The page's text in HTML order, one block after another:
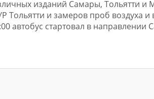
изданий Самары, Тольятти и
Тольятти и замеров проб воздуха
автобус стартовал в направлении